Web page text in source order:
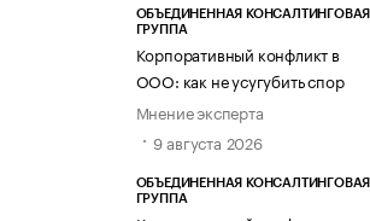
ОБЪЕДИНЕННАЯ КОНСАЛТИНГОВАЯ
ГРУППА
Корпоративный конфликт в
ООО: как не усугубить спор
Мнение эксперта
9 августа 2026
ОБЪЕДИНЕННАЯ КОНСАЛТИНГОВАЯ
ГРУППА